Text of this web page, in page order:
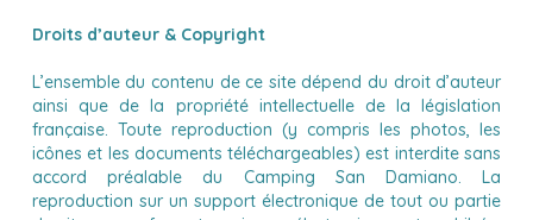
Droits d’auteur & Copyright
L’ensemble du contenu de ce site dépend du droit d’auteur
ainsi que de la propriété intellectuelle de la législation
française. Toute reproduction (y compris les photos, les
icônes et les documents téléchargeables) est interdite sans
accord préalable du Camping San Damiano. La
reproduction sur un support électronique de tout ou partie